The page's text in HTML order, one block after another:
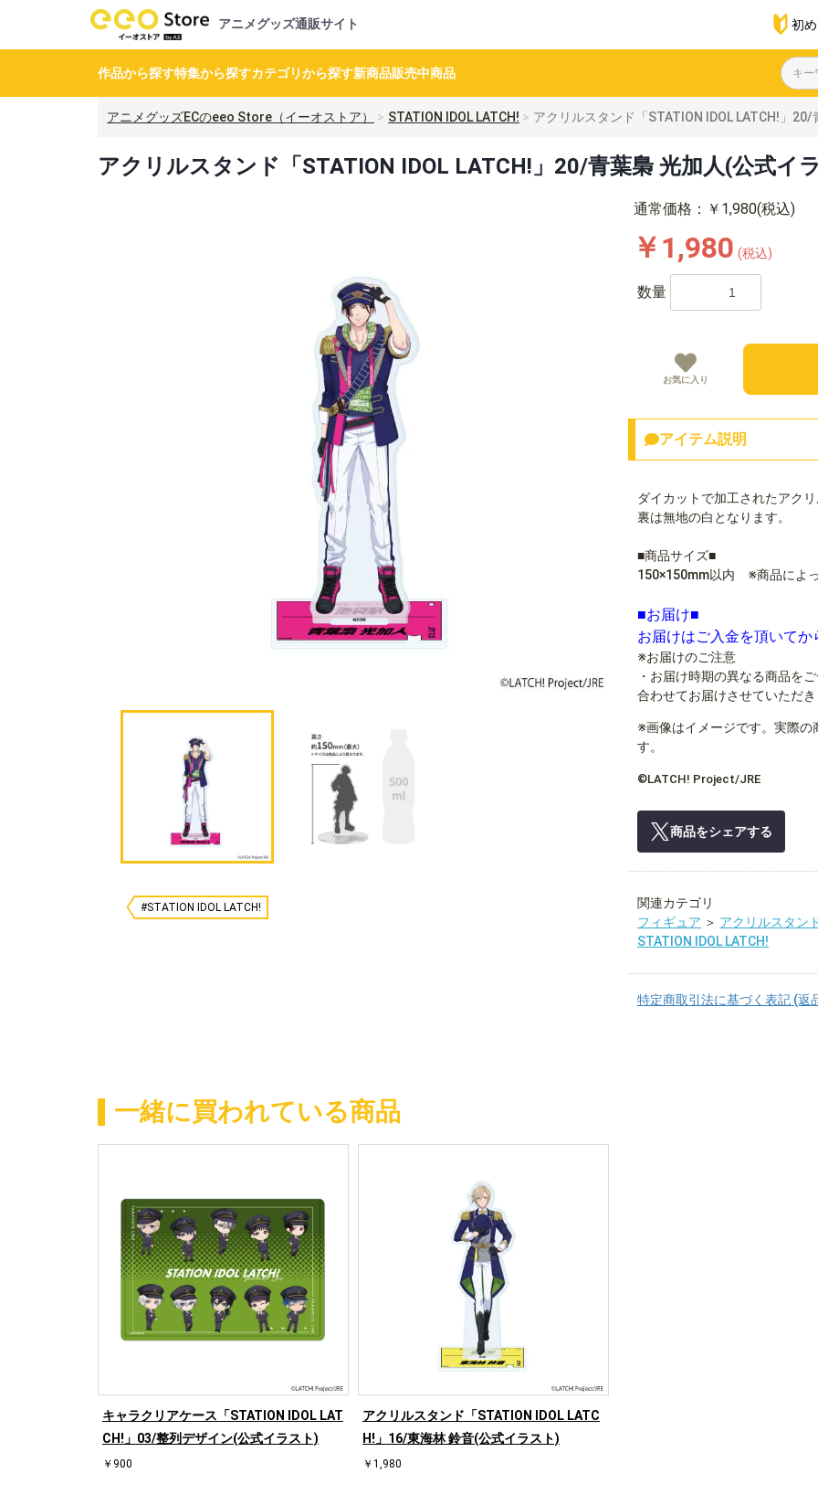
アニメグッズ通販サイト 初
作品から探す特集から探すカテゴリから探す新商品販売中商品
アニメグッズECのeeo Store（イーオストア） STATION IDOL LATCH! アクリルスタンド「STATION IDOL LATCH!」
アクリルスタンド「STATION IDOL LATCH!」20/青葉梟 光加人(公式イ
#STATION IDOL LATCH!
通常価格：￥1,980(税込)
￥1,980 (税込)
お気に入り
数量
アイテム説明
ダイカットで加工されたアク
裏は無地の白となります。
■商品サイズ■
150×150mm以内 ※商品によ
■お届け■
お届けはご入金を頂いてか
※お届けのご注意
・お届け時期の異なる商品を
合わせてお届けさせていただき
※画像はイメージです。実際の
す。
©LATCH! Project/JRE
商品をシェアする
関連カテゴリ
フィギュア ＞ アクリルスタン
STATION IDOL LATCH!
特定商取引法に基づく表記 (返
一緒に買われている商品
キャラクリアケース「STATION IDOL LAT
CH!」03/整列デザイン(公式イラスト)
￥900
アクリルスタンド「STATION IDOL LATC
H!」16/東海林 鈴音(公式イラスト)
￥1,980